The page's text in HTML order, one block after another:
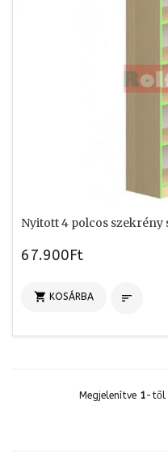
Nyitott 4 polcos szekrény
67.900Ft
 KOSÁRBA 
Megjelenítve 1-től